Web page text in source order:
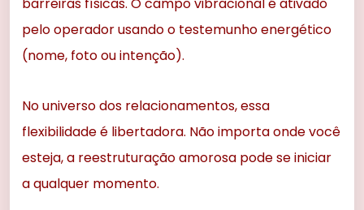
pelo operador usando o testemunho energético
(nome, foto ou intenção).
No universo dos relacionamentos, essa
flexibilidade é libertadora. Não importa onde você
esteja, a reestruturação amorosa pode se iniciar
a qualquer momento.